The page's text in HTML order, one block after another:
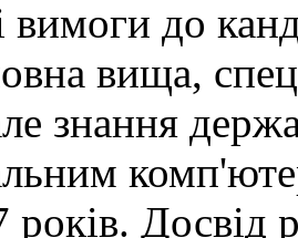
вимоги до
вища,
знання
Досвід